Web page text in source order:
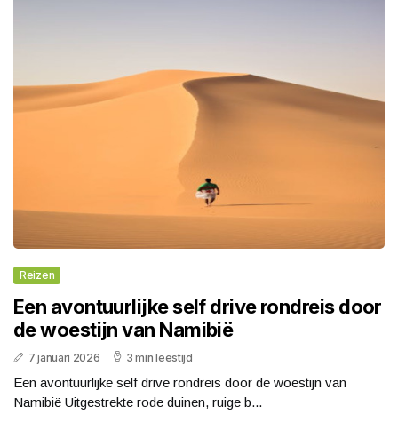
Reizen
Een avontuurlijke self drive rondreis door
de woestijn van Namibië
7 januari 2026 3 min leestijd
Een avontuurlijke self drive rondreis door de woestijn van
Namibië Uitgestrekte rode duinen, ruige b...